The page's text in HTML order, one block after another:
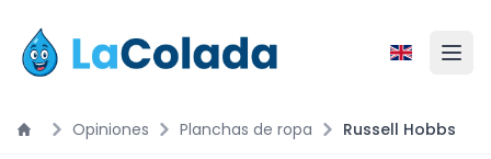
Opiniones Planchas de ropa Russell Hobbs